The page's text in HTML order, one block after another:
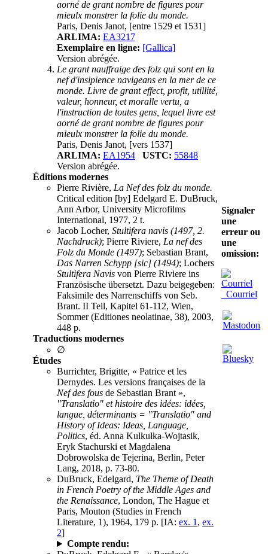
aorné de grant nombre de figures pour
mieulx monstrer la folie du monde.
Paris, Denis Janot, [entre 1529 et 1531]
ARLIMA: EA3217
Exemplaire en ligne: [Gallica]
Version abrégée.
Le grant nauffraige des folz qui sont en la
nef d'insipience navigeans en la mer de ce
monde. Livre de grant effect, profit, utillité,
valeur, honneur, et moralle vertu, a
l'instruction de toutes gens, lequel livre est
aorné de grant nombre de figures pour
mieulx monstrer la folie du monde.
Paris, Denis Janot, [vers 1537]
ARLIMA: EA1954 USTC: 55848
Version abrégée.
Éditions modernes
Pierre Rivière, La Nef des folz du monde.
Critical edition [by] Edelgard E. DuBruck,
Ann Arbor, University Microfilms
International, 1977, 2 t.
Jacob Locher, Stultifera navis (1497, 2.
Nachdruck); Pierre Riviere, La nef des
Folz du Monde (1497); Sebastian Brant,
Das Narren Schypp [sic] (1494); Lochers
Stultifera Navis von Pierre Riviere ins
Französische übersetzt. Dazu beigegeben:
Faksimile des Narrenschiffs von Seb.
Brant. II Teil, Kapitel 61-112, Wien,
Sommer (Editiones neolatinae, 38), 2003,
448 p.
Traductions modernes
∅
Études
Burrichter, Brigitte, « Patrice et les
Dernydes. Les versions françaises de la
Nef des fous de Sebastian Brant »,
"Translatio" et histoire des idées: idées,
langue, déterminants = "Translatio" and
History of Ideas: Ideas, Language,
Politics, éd. Anna Kulkułka-Wojtasik,
Eryk Stachurski et Magdalena
Dobrowolska de Tejerina, Berlin, Peter
Lang, 2018, p. 73-80.
DuBruck, Edelgard, The Theme of Death
in French Poetry of the Middle Ages and
the Renaissance, London, The Hague et
Paris, Mouton (Studies in French
Literature, 1), 1964, 179 p. [IA: ex. 1 , ex.
2]
Compte rendu:
Signaler
une
erreur ou
une
omission:
Courriel